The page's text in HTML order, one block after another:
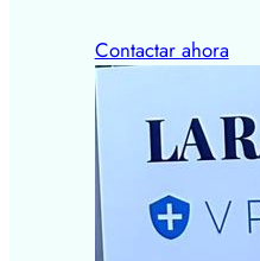
Contactar ahora